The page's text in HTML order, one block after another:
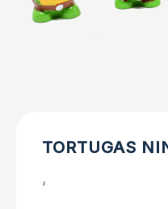
TORTUGAS
‘